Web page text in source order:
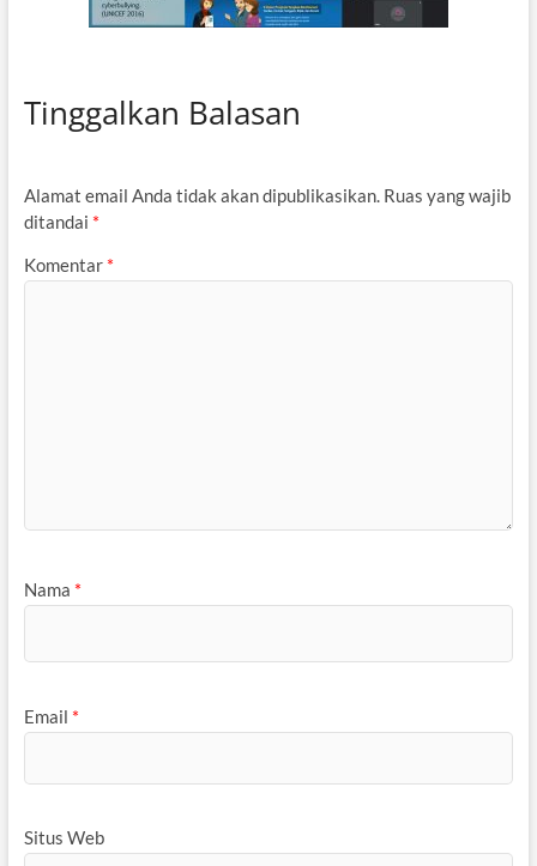
Tinggalkan Balasan
Alamat email Anda tidak akan dipublikasikan. Ruas yang wajib
ditandai *
Komentar *
Nama *
Email *
Situs Web